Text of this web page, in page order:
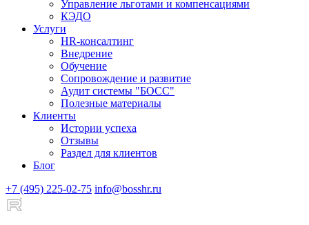
Управление льготами и компенсациями
КЭДО
Услуги
HR-консалтинг
Внедрение
Обучение
Сопровождение и развитие
Аудит системы "БОСС"
Полезные материалы
Клиенты
Истории успеха
Отзывы
Раздел для клиентов
Блог
+7 (495) 225-02-75 info@bosshr.ru